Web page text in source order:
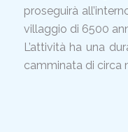
proseguirà
villaggio di 6500
L’attività ha una
camminata di circa